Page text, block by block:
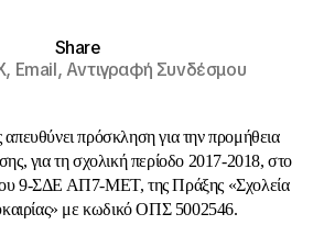
Share
Email,Αντιγραφή Συνδέσμου
πρόσκληση για την προμήθεια
για τη σχολική περίοδο 2017-2018, στο
9-ΣΔΕ ΑΠ7-ΜΕΤ, της Πράξης «Σχολεία
με κωδικό ΟΠΣ 5002546.